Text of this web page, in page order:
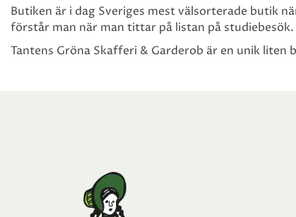
Butiken är i dag Sveriges mest välsorterade butik
förstår man när man tittar på listan på
Tantens Gröna Skafferi & Garderob är en unik